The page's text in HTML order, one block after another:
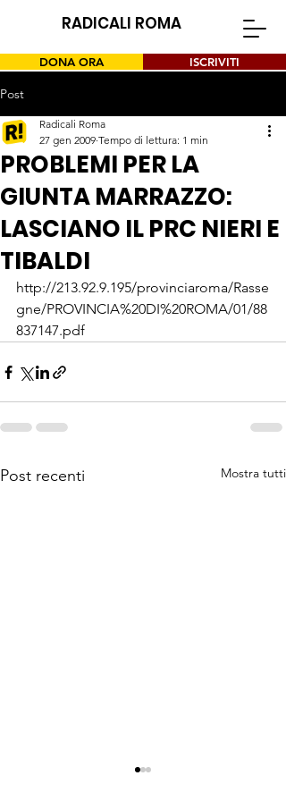
RADICALI ROMA
DONA ORA ISCRIVITI
Post
PROBLEMI PER LA
GIUNTA MARRAZZO:
LASCIANO IL PRC NIERI E
TIBALDI
Radicali Roma
27 gen 2009 Tempo di lettura: 1 min
http://213.92.9.195/provinciaroma/Rasse
gne/PROVINCIA%20DI%20ROMA/01/88
837147.pdf
Post recenti Mostra tutti